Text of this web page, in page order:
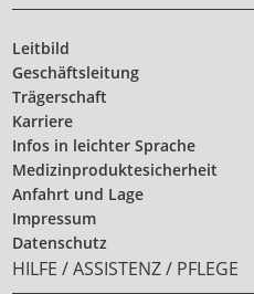
Leitbild
Geschäftsleitung
Trägerschaft
Karriere
Infos in leichter Sprache
Medizinproduktesicherheit
Anfahrt und Lage
Impressum
Datenschutz
HILFE / ASSISTENZ / PFLEGE